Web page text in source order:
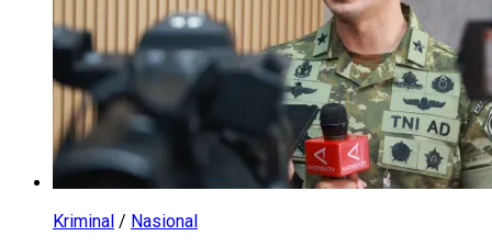
Kriminal / Nasional